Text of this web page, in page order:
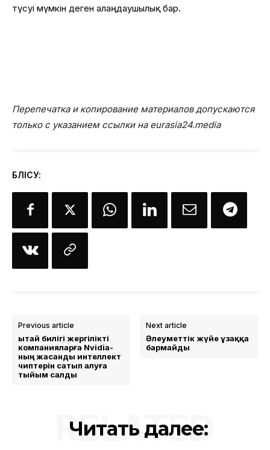
түсуі мүмкін деген алаңдаушылық бар.
Перепечатка и копирование материалов допускаются
только с указанием ссылки на eurasia24.media
БӨЛІСУ:
Previous article
Қытай билігі жергілікті
компанияларға Nvidia-
ның жасанды интеллект
чиптерін сатып алуға
тыйым салды
Next article
Әлеуметтік жүйе ұзаққа
бармайды
Читать далее:
RELATED